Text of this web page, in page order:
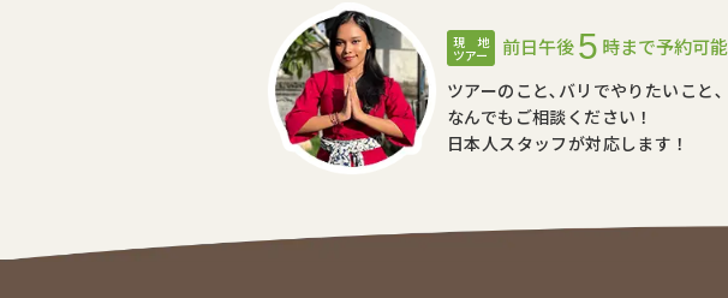
現 地
ツアー 前日午後5 時まで予約可能
ツアーのこと､バリでやりたいこと､
なんでもご相談ください！
日本人スタッフが対応します！